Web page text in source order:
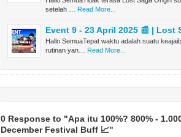
setelah … Read More...
Event 9 - 23 April 2025 📰 | Lost
Hallo SemuaTepat waktu adalah suatu
rutinan yan… Read More...
0 Response to "Apa itu 100%? 800% -
December Festival Buff 📈"